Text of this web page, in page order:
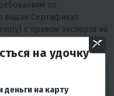
по
выдан Сертификат
с правом экспорта на
производителем без
на удочку
на карту